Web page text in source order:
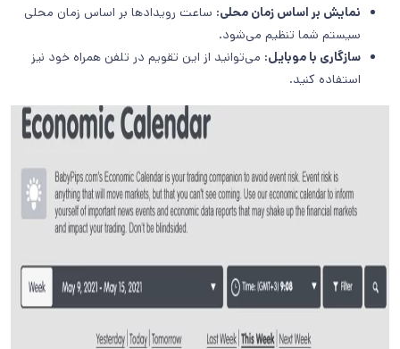
نمایش بر اساس زمان محلی: ساعت رویدادها بر اساس زمان محلی
سیستم شما تنظیم می‌شود.
سازگاری با موبایل: می‌توانید از این تقویم در تلفن همراه خود نیز
استفاده کنید.